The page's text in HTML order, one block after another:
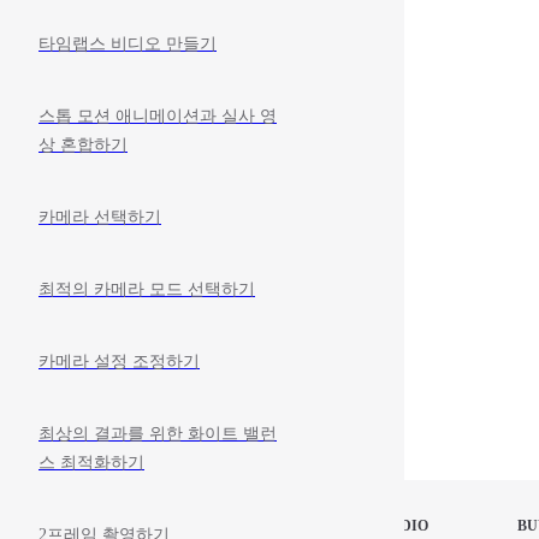
타임랩스 비디오 만들기
스톱 모션 애니메이션과 실사 영
상 혼합하기
카메라 선택하기
최적의 카메라 모드 선택하기
카메라 설정 조정하기
최상의 결과를 위한 화이트 밸런
스 최적화하기
2프레임 촬영하기
STOP MOTION STUDIO